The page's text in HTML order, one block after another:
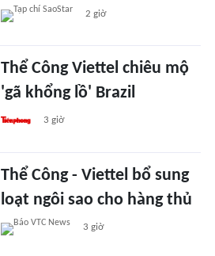
2 giờ
Thể Công Viettel chiêu mộ
'gã khổng lồ' Brazil
3 giờ
Thể Công - Viettel bổ sung
loạt ngôi sao cho hàng thủ
3 giờ